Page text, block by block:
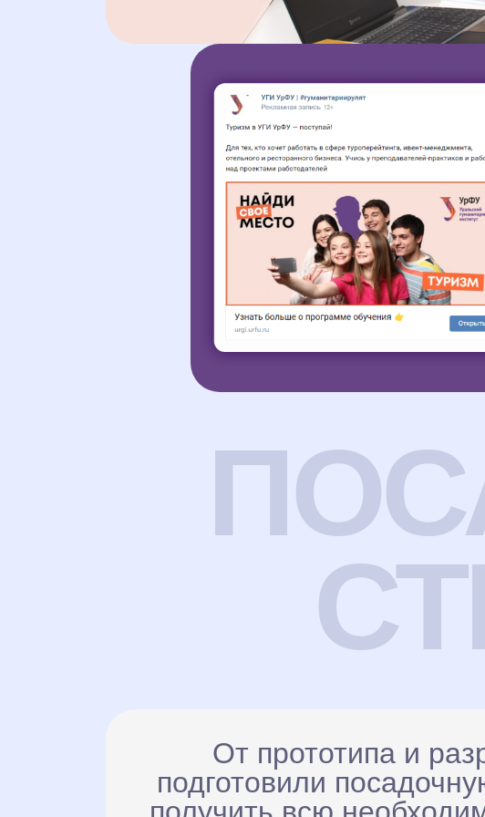
От прототипа и
подготовили